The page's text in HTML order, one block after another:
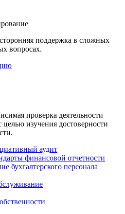
поддержка в сложных
вопросах.
проверка деятельности
изучения достоверности
аудит
финансовой отчетности
бухгалтерского персонала